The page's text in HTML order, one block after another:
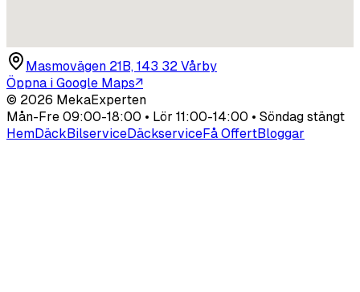
Masmovägen 21B, 143 32 Vårby
Öppna i Google Maps↗
© 2026 MekaExperten
Mån-Fre 09:00-18:00 • Lör 11:00-14:00 • Söndag stängt
HemDäckBilserviceDäckserviceFå OffertBloggar